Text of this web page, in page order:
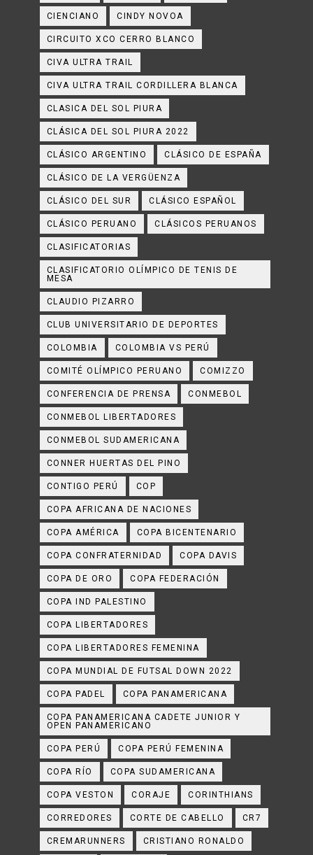
CIENCIANO CINDY NOVOA
CIRCUITO XCO CERRO BLANCO
CIVA ULTRA TRAIL
CIVA ULTRA TRAIL CORDILLERA BLANCA
CLASICA DEL SOL PIURA
CLÁSICA DEL SOL PIURA 2022
CLÁSICO ARGENTINO CLÁSICO DE ESPAÑA
CLÁSICO DE LA VERGÜENZA
CLÁSICO DEL SUR CLÁSICO ESPAÑOL
CLÁSICO PERUANO CLÁSICOS PERUANOS
CLASIFICATORIAS
CLASIFICATORIO OLÍMPICO DE TENIS DE
MESA
CLAUDIO PIZARRO
CLUB UNIVERSITARIO DE DEPORTES
COLOMBIA COLOMBIA VS PERÚ
COMITÉ OLÍMPICO PERUANO COMIZZO
CONFERENCIA DE PRENSA CONMEBOL
CONMEBOL LIBERTADORES
CONMEBOL SUDAMERICANA
CONNER HUERTAS DEL PINO
CONTIGO PERÚ COP
COPA AFRICANA DE NACIONES
COPA AMÉRICA COPA BICENTENARIO
COPA CONFRATERNIDAD COPA DAVIS
COPA DE ORO COPA FEDERACIÓN
COPA IND PALESTINO
COPA LIBERTADORES
COPA LIBERTADORES FEMENINA
COPA MUNDIAL DE FUTSAL DOWN 2022
COPA PADEL COPA PANAMERICANA
COPA PANAMERICANA CADETE JUNIOR Y
OPEN PANAMERICANO
COPA PERÚ COPA PERÚ FEMENINA
COPA RÍO COPA SUDAMERICANA
COPA VESTON CORAJE CORINTHIANS
CORREDORES CORTE DE CABELLO CR7
CREMARUNNERS CRISTIANO RONALDO